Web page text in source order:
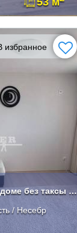
избранное
Потрясающая квартира в доме без таксы поддержки.
/ Несебр